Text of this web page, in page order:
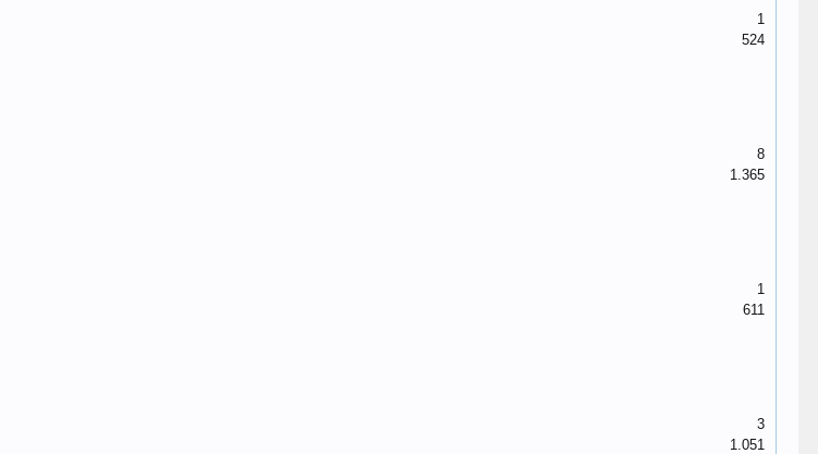
1
524
8
1.365
1
611
3
1.051